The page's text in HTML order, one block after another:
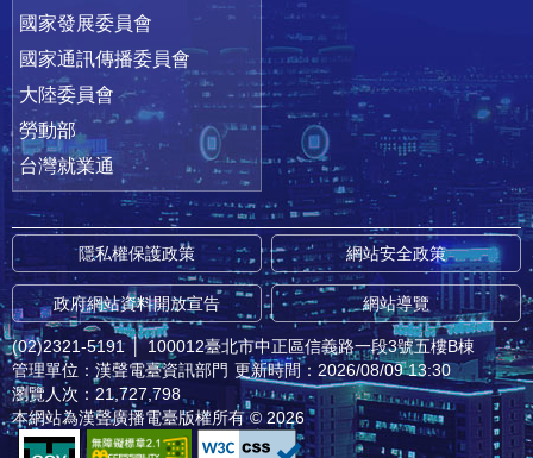
國家發展委員會
國家通訊傳播委員會
大陸委員會
勞動部
台灣就業通
隱私權保護政策 網站安全政策
政府網站資料開放宣告 網站導覽
(02)2321-5191 │ 100012臺北市中正區信義路一段3號五樓B棟
管理單位：漢聲電臺資訊部門 更新時間：2026/08/09 13:30
瀏覽人次：21,727,798
本網站為漢聲廣播電臺版權所有 © 2026